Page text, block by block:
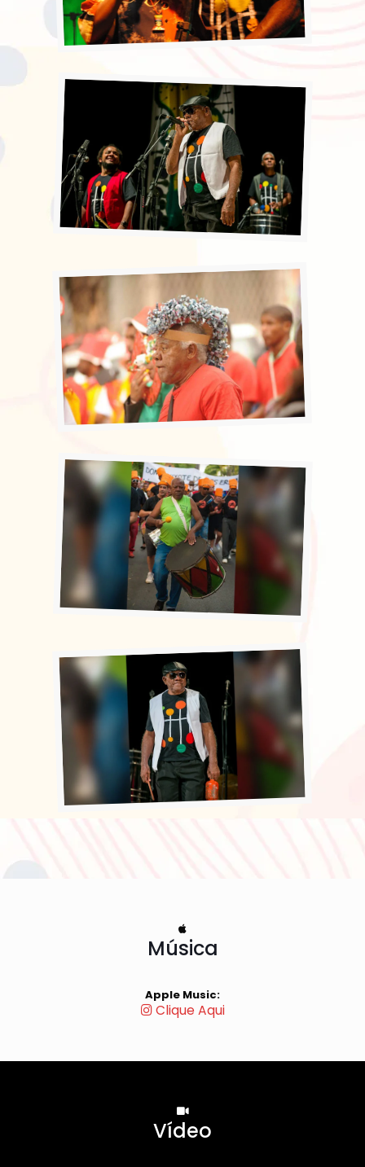
Música
Apple Music:
Clique Aqui
Vídeo